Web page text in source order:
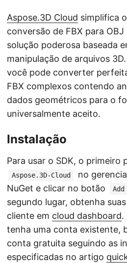
Aspose.3D Cloud simplifica
conversão de FBX para
solução poderosa baseada
manipulação de arquivos
você pode converter
FBX complexos contendo
dados geométricos para o
universalmente aceito.
Instalação
Para usar o SDK, o primeiro
Aspose.3D-Cloud
no
NuGet e clicar no botão
segundo lugar, obtenha
cliente em cloud dashboard.
tenha uma conta existente,
conta gratuita seguindo as
especificadas no artigo